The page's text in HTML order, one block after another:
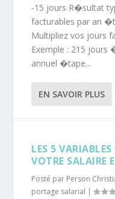
-15 jours R�sultat
facturables par an
Multipliez vos jours
Exemple : 215
annuel �tape...
EN SAVOIR PLUS
LES 5
VOTRE SALAIRE
Posté par Person
portage salarial |